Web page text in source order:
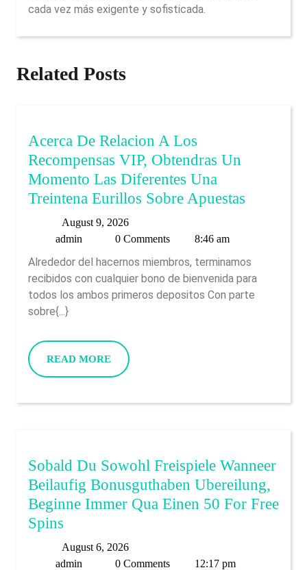
cada vez más exigente y sofisticada.
Related Posts
Acerca De Relacion A Los
Recompensas VIP, Obtendras Un
Momento Las Diferentes Una
Treintena Eurillos Sobre Apuestas
Los
Eurillos
Sobre
Apuestas
August 9, 2026August
9,
admin 0 Comments 8:46 am
Alrededor del hacernos miembros, terminamos
recibidos con cualquier bono de bienvenida para
todos los ambos primeros depositos Con parte
sobre{...}
READ MOREREAD
MORE
Sobald Du Sowohl Freispiele Wanneer
Beilaufig Bonusguthaben Ubereilung,
Beginne Immer Qua Einen 50 For Free
Spins
Du
Sowohl
August 6, 2026August
6,
admin 0 Comments 12:17 pm